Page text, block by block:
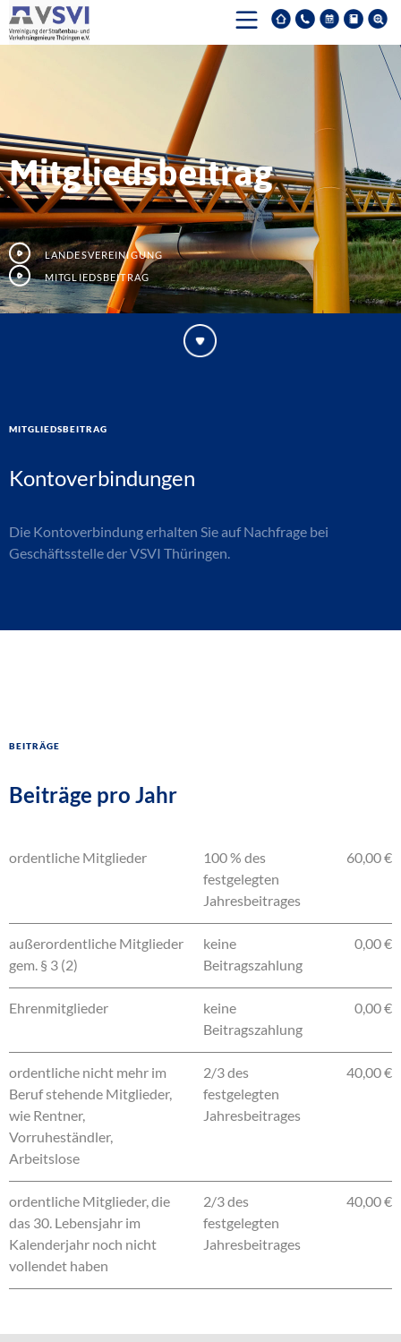
Mitgliedsbeitrag
Landesvereinigung
Mitgliedsbeitrag
Mitgliedsbeitrag
Kontoverbindungen
Die Kontoverbindung erhalten Sie auf Nachfrage bei
Geschäftsstelle der VSVI Thüringen.
Beiträge
Beiträge pro Jahr
ordentliche Mitglieder
100 % des
festgelegten
Jahresbeitrages
60,00 €
außerordentliche Mitglieder
gem. § 3 (2)
keine
Beitragszahlung
0,00 €
Ehrenmitglieder
keine
Beitragszahlung
0,00 €
ordentliche nicht mehr im
Beruf stehende Mitglieder,
wie Rentner,
Vorruheständler,
Arbeitslose
2/3 des
festgelegten
Jahresbeitrages
40,00 €
ordentliche Mitglieder, die
das 30. Lebensjahr im
Kalenderjahr noch nicht
vollendet haben
2/3 des
festgelegten
Jahresbeitrages
40,00 €